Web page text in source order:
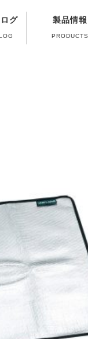
グ 製品情報
PRODUCTS